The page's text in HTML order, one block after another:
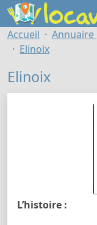
Accueil
Annuaire
Elinoix
Elinoix
L’histoire :